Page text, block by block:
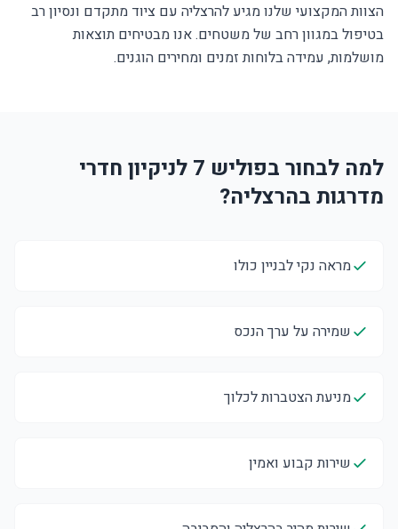
הצוות המקצועי שלנו מגיע להרצליה עם ציוד מתקדם ונסיון רב
בטיפול במגוון רחב של משטחים. אנו מבטיחים תוצאות
מושלמות, עמידה בלוחות זמנים ומחירים הוגנים.
למה לבחור בפוליש 7 לניקיון חדרי
מדרגות בהרצליה?
מראה נקי לבניין כולו
שמירה על ערך הנכס
מניעת הצטברות לכלוך
שירות קבוע ואמין